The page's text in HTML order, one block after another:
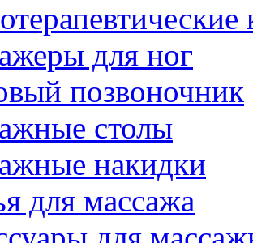
для ног
позвоночник
столы
накидки
для массажа